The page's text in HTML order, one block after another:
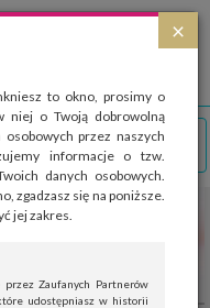
×
to okno, prosimy o
niej o Twoją dobrowolną
przez naszych
informacje o tzw.
danych osobowych.
zgadzasz się na poniższe.
jej zakres.
Zaufanych Partnerów
udostępniasz w historii
do celów statystycznych.
na zapisanie ich w pamięci